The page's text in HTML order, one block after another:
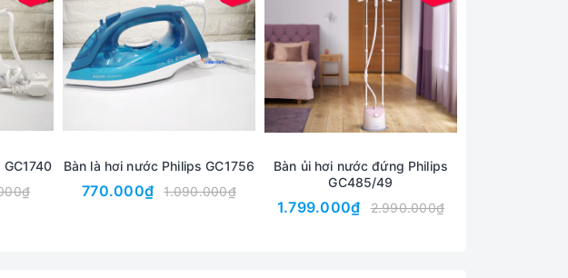
nhiều diện tích túi đồ của bạn với:
tục trong 15 phút, đáp ứng nhu cầu là quần áo cảu cả gia đình
tục 1500W
Bàn là hơi nước Philips GC1756
770.000₫ 1.090.000₫
Bàn ủi hơi nước đứng Philips
GC485/49
1.799.000₫ 2.990.000₫